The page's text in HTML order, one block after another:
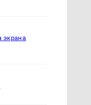
экрана